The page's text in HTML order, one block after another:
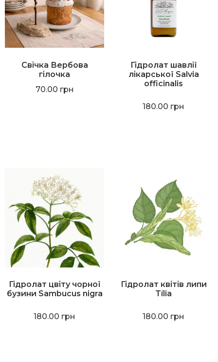
Свічка Вербова
гілочка
70.00 грн
Гідролат шавлії
лікарської Salvia
officinalis
180.00 грн
Гідролат цвіту чорної
бузини Sambucus nigra
180.00 грн
Гідролат квітів липи
Tília
180.00 грн